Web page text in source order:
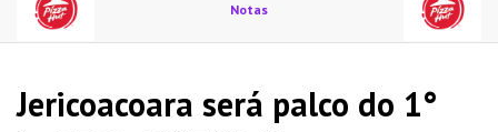
Notas
Jericoacoara será palco do 1°